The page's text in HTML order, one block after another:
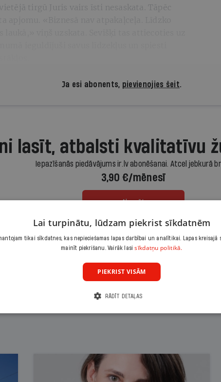
tirgū Juris vairs īsti nesaskata. Tāpēc
Ja esi abonents, pievienojies šeit.
lasīt, atbalsti kvalitatīvu
Iepazīšanās piedāvājums ir.lv abonēšanai. Atcel jebkurā
3,90 €/mēnesī
Abonēt
Lai turpinātu, lūdzam piekrist sīkdatnēm
tikai sīkdatnes, kas nepieciešamas lapas darbībai un analītikai. Lapas kreisajā
mainīt piekrišanu. Vairāk lasisīkdatņu politikā.
PIEKRIST VISĀM
RĀDĪT DETAĻAS